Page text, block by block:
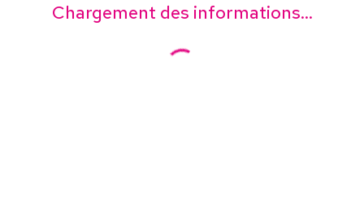
Chargement des informations...